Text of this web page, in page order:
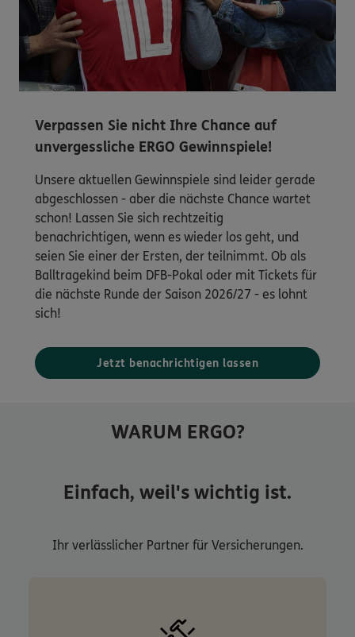
Verpassen Sie nicht Ihre Chance auf
unvergessliche ERGO Gewinnspiele!
Unsere aktuellen Gewinnspiele sind leider gerade
abgeschlossen - aber die nächste Chance wartet
schon! Lassen Sie sich rechtzeitig
benachrichtigen, wenn es wieder los geht, und
seien Sie einer der Ersten, der teilnimmt. Ob als
Balltragekind beim DFB-Pokal oder mit Tickets für
die nächste Runde der Saison 2026/27 - es lohnt
sich!
Jetzt benachrichtigen lassen
WARUM ERGO?
Einfach, weil's wichtig ist.
Ihr verlässlicher Partner für Versicherungen.